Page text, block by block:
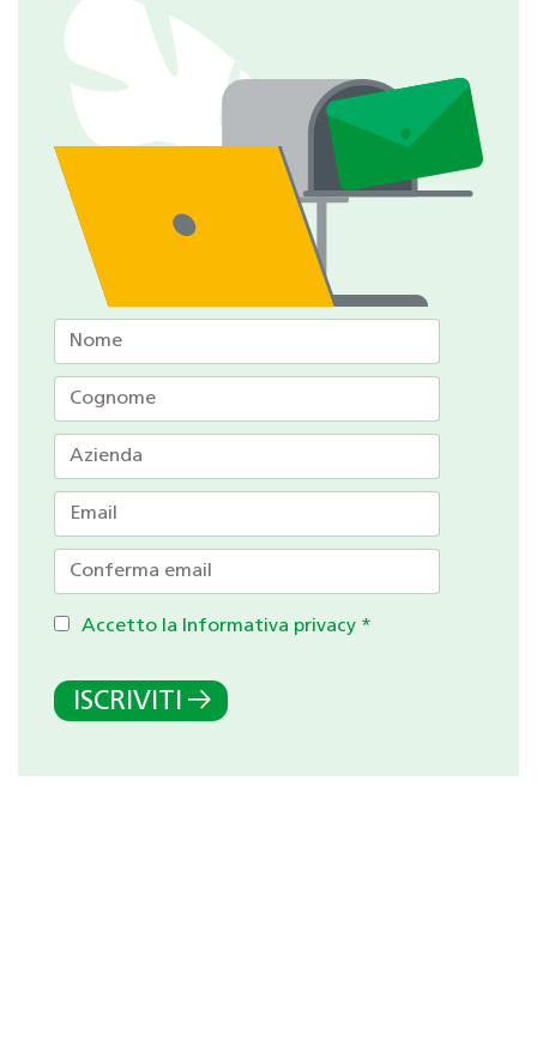
Accetto la Informativa privacy *
ISCRIVITI